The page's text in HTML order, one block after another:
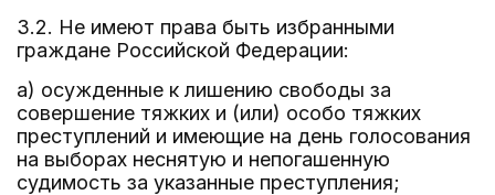
3.2. Не имеют права быть избранными
граждане Российской Федерации:
а) осужденные к лишению свободы за
совершение тяжких и (или) особо тяжких
преступлений и имеющие на день голосования
на выборах неснятую и непогашенную
судимость за указанные преступления;